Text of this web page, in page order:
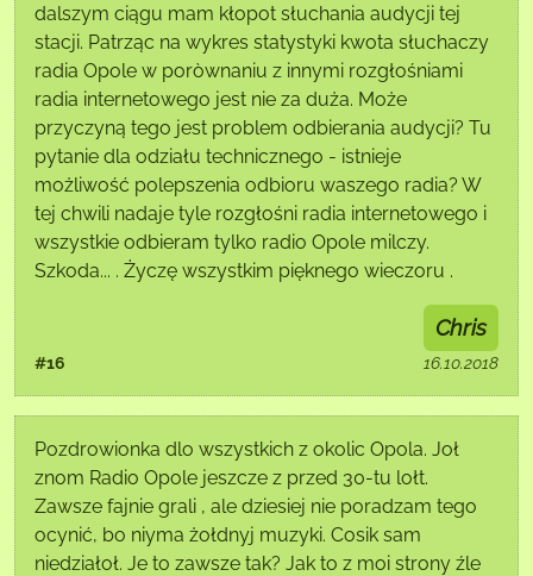
dalszym ciągu mam kłopot słuchania audycji tej
stacji. Patrząc na wykres statystyki kwota słuchaczy
radia Opole w poròwnaniu z innymi rozgłośniami
radia internetowego jest nie za duża. Może
przyczyną tego jest problem odbierania audycji? Tu
pytanie dla odziału technicznego - istnieje
możliwość polepszenia odbioru waszego radia? W
tej chwili nadaje tyle rozgłośni radia internetowego i
wszystkie odbieram tylko radio Opole milczy.
Szkoda... . Życzę wszystkim pięknego wieczoru .
#16
Chris
16.10.2018
Pozdrowionka dlo wszystkich z okolic Opola. Joł
znom Radio Opole jeszcze z przed 30-tu lołt.
Zawsze fajnie grali , ale dziesiej nie poradzam tego
ocynić, bo niyma żołdnyj muzyki. Cosik sam
niedziałoł. Je to zawsze tak? Jak to z moi strony źle